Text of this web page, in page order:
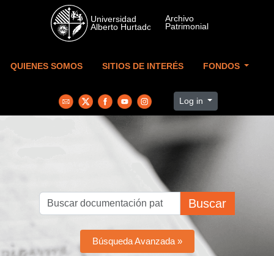
Skip to main content
QUIENES SOMOS SITIOS DE INTERÉS FONDOS
Log in
Buscar
Búsqueda Avanzada »